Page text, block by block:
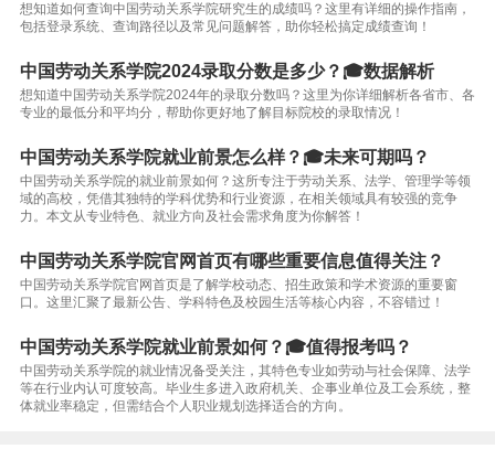
想知道如何查询中国劳动关系学院研究生的成绩吗？这里有详细的操作指南，
包括登录系统、查询路径以及常见问题解答，助你轻松搞定成绩查询！
中国劳动关系学院2024录取分数是多少？🎓数据解析
想知道中国劳动关系学院2024年的录取分数吗？这里为你详细解析各省市、各
专业的最低分和平均分，帮助你更好地了解目标院校的录取情况！
中国劳动关系学院就业前景怎么样？🎓未来可期吗？
中国劳动关系学院的就业前景如何？这所专注于劳动关系、法学、管理学等领
域的高校，凭借其独特的学科优势和行业资源，在相关领域具有较强的竞争
力。本文从专业特色、就业方向及社会需求角度为你解答！
中国劳动关系学院官网首页有哪些重要信息值得关注？
中国劳动关系学院官网首页是了解学校动态、招生政策和学术资源的重要窗
口。这里汇聚了最新公告、学科特色及校园生活等核心内容，不容错过！
中国劳动关系学院就业前景如何？🎓值得报考吗？
中国劳动关系学院的就业情况备受关注，其特色专业如劳动与社会保障、法学
等在行业内认可度较高。毕业生多进入政府机关、企事业单位及工会系统，整
体就业率稳定，但需结合个人职业规划选择适合的方向。